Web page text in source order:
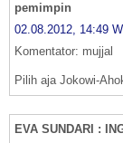
pemimpin
02.08.2012, 14:49
Komentator: mujjal
Pilih aja Jokowi-
EVA SUNDARI :